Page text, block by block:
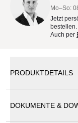
Mo–So:
Jetzt
bestellen.
Auch per
PRODUKTDETAILS
DOKUMENTE &